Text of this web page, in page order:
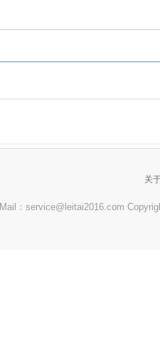
关
Mail：service@leitai2016.com